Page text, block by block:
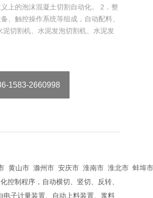
上的泡沫混凝土切割自动化。 2．整
、触控操作系统等组成，自动配料、
切割机、水泥发泡切割机、水泥发
1583-2660998
黄山市 滁州市 安庆市 淮南市 淮北市
控制程序，自动横切、竖切、反转、
子计量装置、自动上料装置、浆料